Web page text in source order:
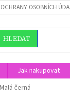
OSOBNÍCH
HLEDAT
Jak nakupovat
černá